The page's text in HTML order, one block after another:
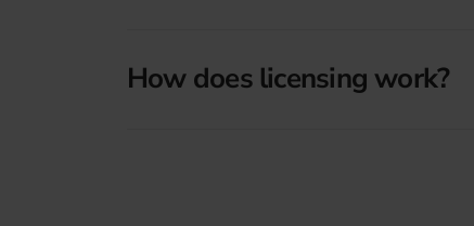
How does licensing work?